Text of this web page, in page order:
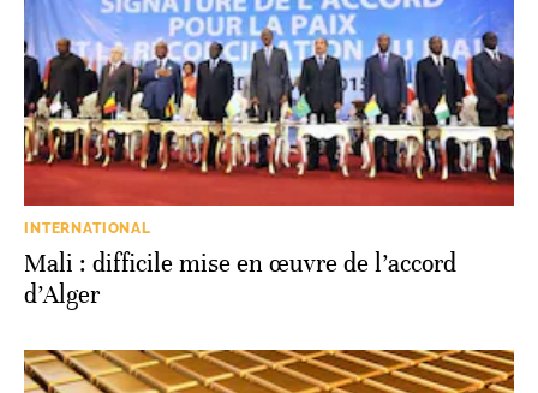
INTERNATIONAL
Mali : difficile mise en œuvre de l’accord
d’Alger